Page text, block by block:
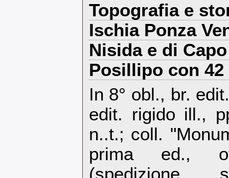
‎Topografia e
Ischia Ponza
Nisida e di
Posillipo con 42
‎In 8° obl., br.
edit. rigido ill.,
n..t.; coll.
prima ed.,
(spedizione